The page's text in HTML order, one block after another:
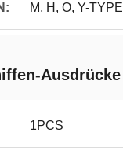
M, H, O, Y-TYPE
Ausdrücke
1PCS